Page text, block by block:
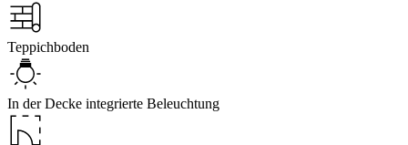
Teppichboden
In der Decke integrierte Beleuchtung